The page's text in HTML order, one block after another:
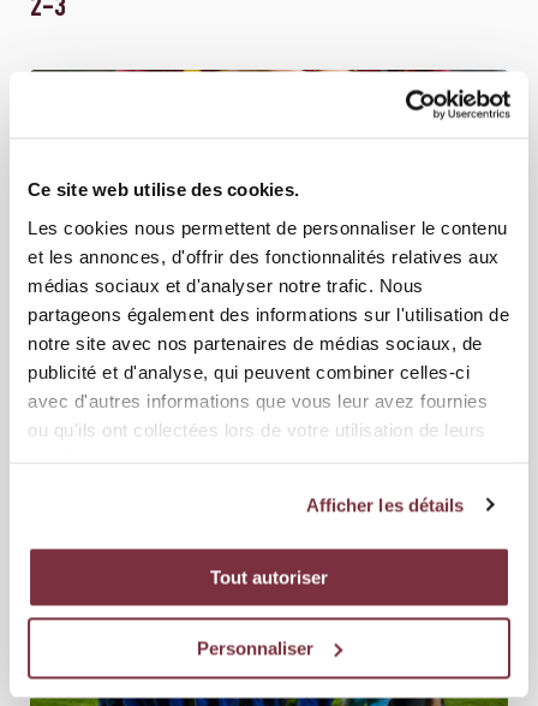
Ce site web utilise des cookies.
Les cookies nous permettent de personnaliser le contenu
et les annonces, d'offrir des fonctionnalités relatives aux
médias sociaux et d'analyser notre trafic. Nous
partageons également des informations sur l'utilisation de
notre site avec nos partenaires de médias sociaux, de
publicité et d'analyse, qui peuvent combiner celles-ci
avec d'autres informations que vous leur avez fournies
ou qu'ils ont collectées lors de votre utilisation de leurs
Afficher les détails
Tout autoriser
Personnaliser
2-3
ÉQUIPE FEMININE 04 OCTOBRE 2025
SERVETTE FCCF - FC THOUNE 4-0